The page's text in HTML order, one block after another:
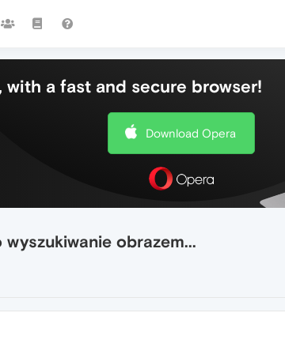
with a fast and secure browser!
Download Opera
wyszukiwanie obrazem...